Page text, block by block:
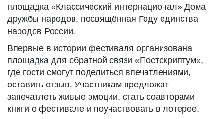
площадка «Классический интернационал» Дома
дружбы народов, посвящённая Году единства
народов России.
Впервые в истории фестиваля организована
площадка для обратной связи «Постскриптум»,
где гости смогут поделиться впечатлениями,
оставить отзыв. Участникам предложат
запечатлеть живые эмоции, стать соавторами
книги о фестивале и поучаствовать в лотерее.